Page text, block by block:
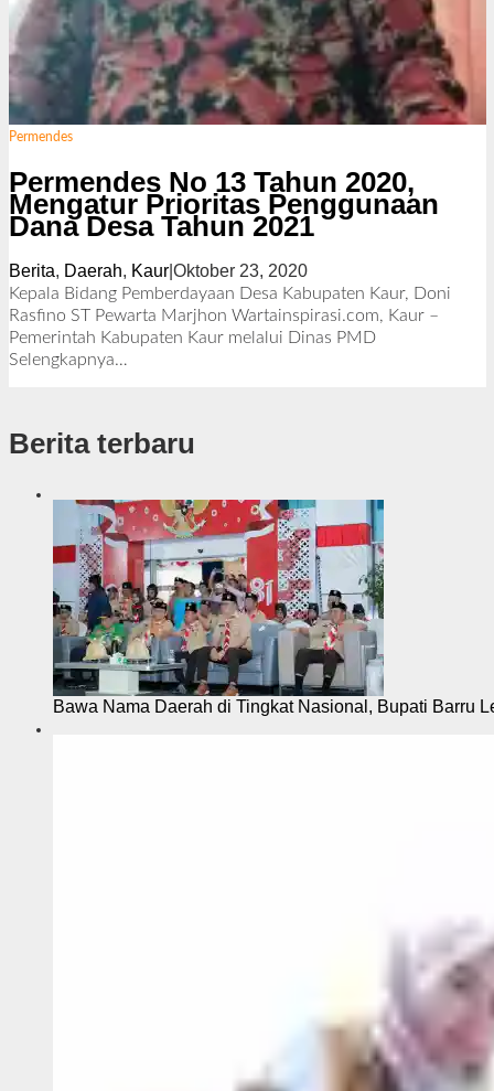
Permendes
Permendes No 13 Tahun 2020,
Mengatur Prioritas Penggunaan
Dana Desa Tahun 2021
Berita, Daerah, Kaur| Oktober 23, 2020o
l
e
h
Kepala Bidang Pemberdayaan Desa Kabupaten Kaur, Doni
Rasfino ST Pewarta Marjhon Wartainspirasi.com, Kaur –
Pemerintah Kabupaten Kaur melalui Dinas PMD
Selengkapnya…
Berita terbaru
Bawa Nama Daerah di Tingkat Nasional, Bupati Barru